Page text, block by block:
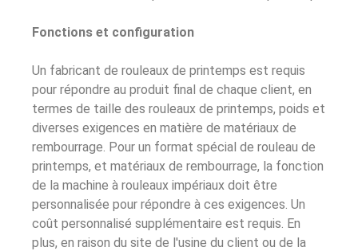
Fonctions et configuration
Un fabricant de rouleaux de printemps est requis
pour répondre au produit final de chaque client, en
termes de taille des rouleaux de printemps, poids et
diverses exigences en matière de matériaux de
rembourrage. Pour un format spécial de rouleau de
printemps, et matériaux de rembourrage, la fonction
de la machine à rouleaux impériaux doit être
personnalisée pour répondre à ces exigences. Un
coût personnalisé supplémentaire est requis. En
plus, en raison du site de l'usine du client ou de la